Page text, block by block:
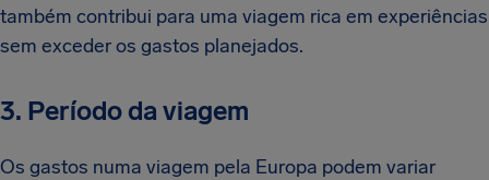
também contribui para uma viagem rica em experiências
sem exceder os gastos planejados.
3. Período da viagem
Os gastos numa viagem pela Europa podem variar